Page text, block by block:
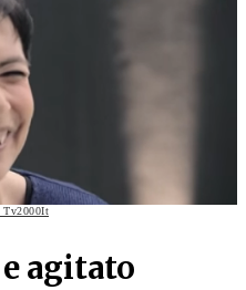
Tv2000It
agitato